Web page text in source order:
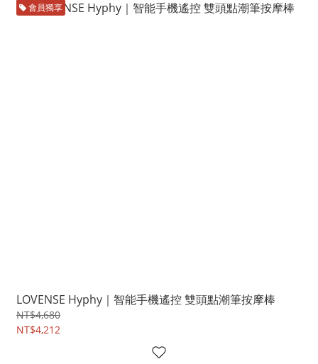
會員獨享
LOVENSE Hyphy｜智能手機遙控 雙頭點潮筆按摩棒
NT$4,680
NT$4,212